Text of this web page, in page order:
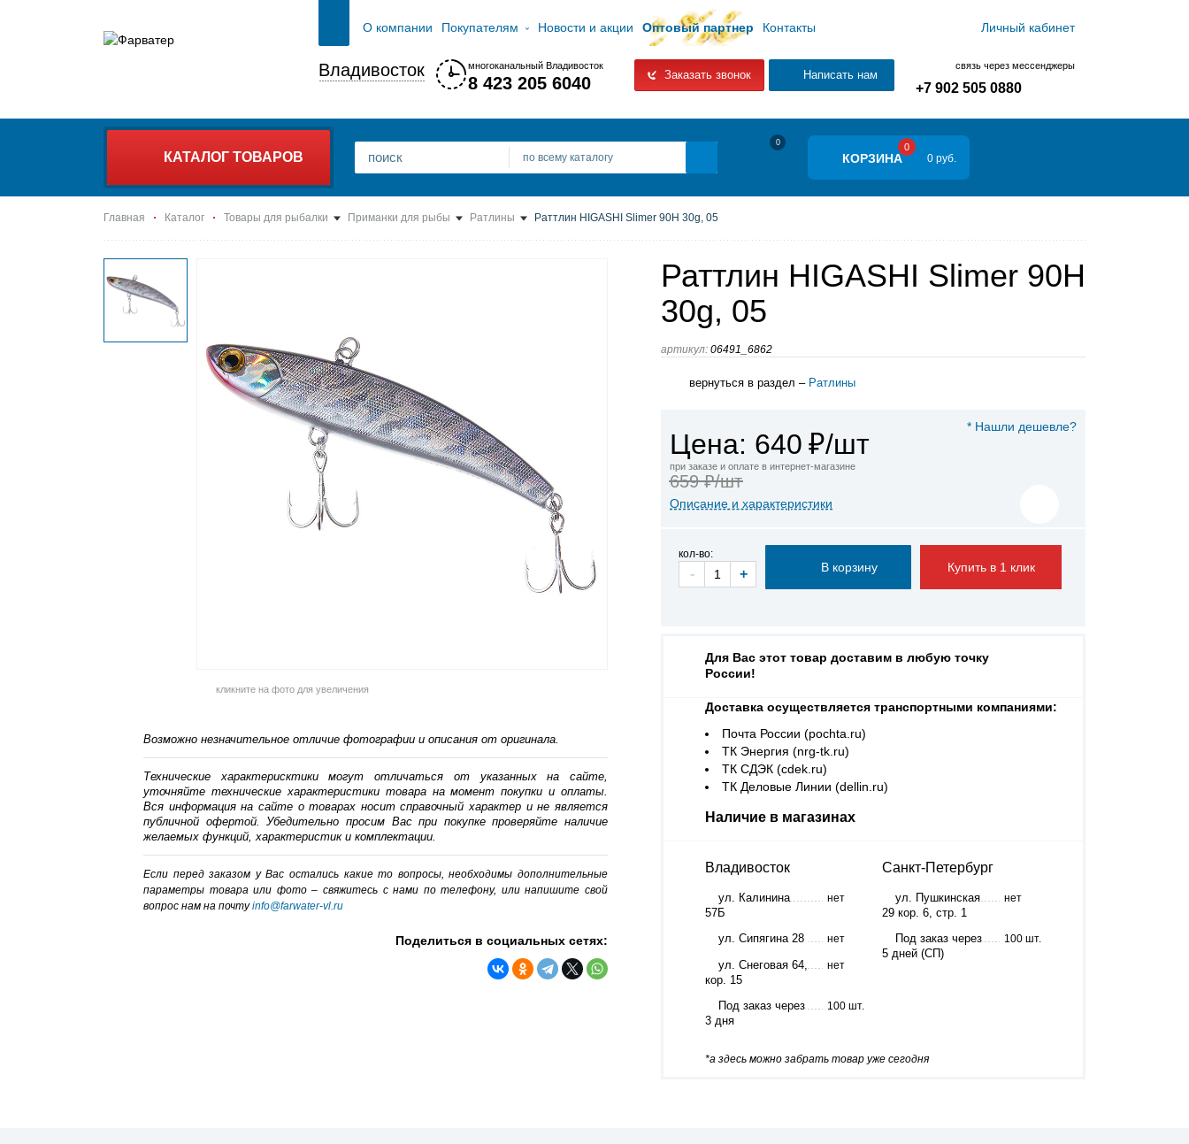
О компании Покупателям Новости и акции Оптовый партнер Контакты Личный кабинет
Владивосток многоканальный Владивосток
8 423 205 6040 Заказать звонок Написать нам
связь через мессенджеры
+7 902 505 0880
КАТАЛОГ ТОВАРОВ по всему каталогу
0
КОРЗИНА
0
0 руб.
Главная Каталог Товары для рыбалки Приманки для рыбы Ратлины Раттлин HIGASHI Slimer 90H 30g, 05
Раттлин HIGASHI Slimer 90H
30g, 05
артикул: 06491_6862
вернуться в раздел – Ратлины
кликните на фото для увеличения
Возможно незначительное отличие фотографии и описания от оригинала.
Технические характерисктики могут отличаться от указанных на сайте,
уточняйте технические характеристики товара на момент покупки и оплаты.
Вся информация на сайте о товарах носит справочный характер и не является
публичной офертой. Убедительно просим Вас при покупке проверяйте наличие
желаемых функций, характеристик и комплектации.
Если перед заказом у Вас остались какие то вопросы, необходимы дополнительные
параметры товара или фото – cвяжитесь с нами по телефону, или напишите свой
вопрос нам на почтуinfo@farwater-vl.ru
Поделиться в социальных сетях:
* Нашли дешевле?
Цена: 640 ₽/шт
при заказе и оплате в интернет-магазине
659 ₽/шт
Описание и характеристики
кол-во:
- + Купить в 1 клик
Для Вас этот товар доставим в любую точку
России!
Доставка осуществляется транспортными компаниями:
Почта России (pochta.ru)
ТК Энергия (nrg-tk.ru)
ТК СДЭК (cdek.ru)
ТК Деловые Линии (dellin.ru)
Наличие в магазинах
Владивосток
ул. Калинина
57Б
нет
ул. Сипягина 28 нет
ул. Снеговая 64,
кор. 15
нет
Под заказ через
3 дня
100 шт.
Санкт-Петербург
ул. Пушкинская
29 кор. 6, стр. 1
нет
Под заказ через
5 дней (СП)
100 шт.
*а здесь можно забрать товар уже сегодня